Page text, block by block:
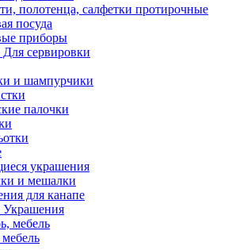
полотенца, салфетки протирочные
посуда
приборы
Для сервировки
и шампурчики
палочки
украшения
и мешалки
для канапе
Украшения
мебель